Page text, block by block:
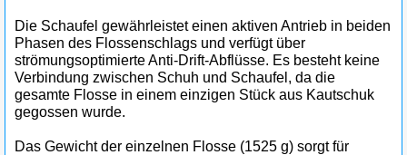
Die Schaufel gewährleistet einen aktiven Antrieb in beiden
Phasen des Flossenschlags und verfügt über
strömungsoptimierte Anti-Drift-Abflüsse. Es besteht keine
Verbindung zwischen Schuh und Schaufel, da die
gesamte Flosse in einem einzigen Stück aus Kautschuk
gegossen wurde.
Das Gewicht der einzelnen Flosse (1525 g) sorgt für